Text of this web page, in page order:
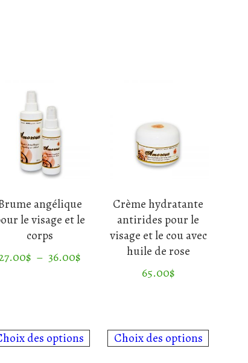
angélique
le visage et le
corps
$ – 36.00$Plage
36.00$
des options
variations.
Crème hydratante
antirides pour le
visage et le cou avec
huile de rose
65.00$
Choix des options
plusieurs